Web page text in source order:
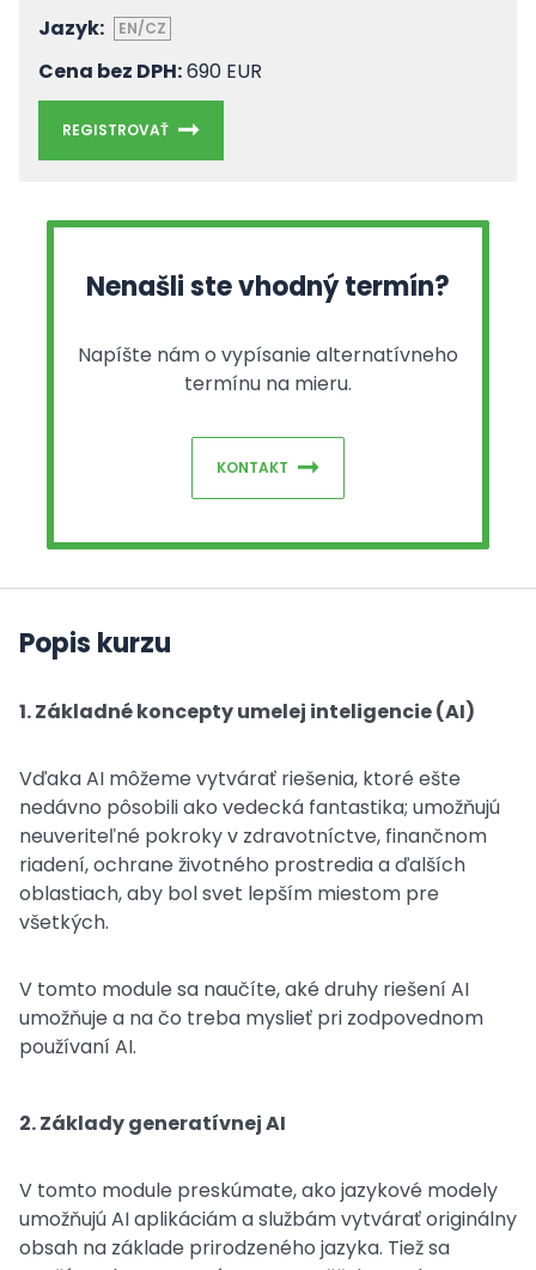
Jazyk:
EN/CZ
Cena bez DPH:690 EUR
REGISTROVAŤ
Nenašli ste vhodný termín?
Napíšte nám o vypísanie alternatívneho
termínu na mieru.
KONTAKT
Popis kurzu
1. Základné koncepty umelej inteligencie (AI)
Vďaka AI môžeme vytvárať riešenia, ktoré ešte
nedávno pôsobili ako vedecká fantastika; umožňujú
neuveriteľné pokroky v zdravotníctve, finančnom
riadení, ochrane životného prostredia a ďalších
oblastiach, aby bol svet lepším miestom pre
všetkých.
V tomto module sa naučíte, aké druhy riešení AI
umožňuje a na čo treba myslieť pri zodpovednom
používaní AI.
2. Základy generatívnej AI
V tomto module preskúmate, ako jazykové modely
umožňujú AI aplikáciám a službám vytvárať originálny
obsah na základe prirodzeného jazyka. Tiež sa